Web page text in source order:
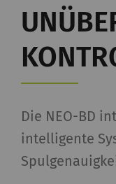
Die NEO-BD
intelligente